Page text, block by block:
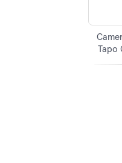
Tapo